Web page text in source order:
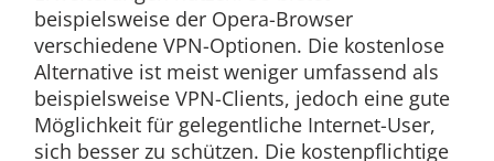
beispielsweise der Opera-Browser
verschiedene VPN-Optionen. Die kostenlose
Alternative ist meist weniger umfassend als
beispielsweise VPN-Clients, jedoch eine gute
Möglichkeit für gelegentliche Internet-User,
sich besser zu schützen. Die kostenpflichtige